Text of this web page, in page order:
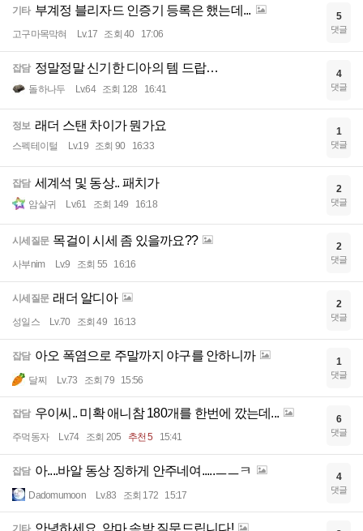
기타 부계정 블리자드 인증기 등록은 했는데...
고구마목막혀 Lv.17 조회 40 17:06
5
댓글
잡담 정말정말 신기한 디아의 템 드랍…
돌하나두 Lv.64 조회 128 16:41
4
댓글
정보 래더 스탠 차이가 뭔가요
스펙테이털 Lv.19 조회 90 16:33
1
댓글
잡담 세계석 및 동상.. 패치가
암살귀 Lv.61 조회 149 16:18
2
댓글
시세질문 목걸이 시세 좀 있을까요??
사부nim Lv.9 조회 55 16:16
2
댓글
시세질문 래더 알디아
성일스 Lv.70 조회 49 16:13
2
댓글
잡담 아오 폭염으로 주말까지 야구를 안하니까
달찌 Lv.73 조회 79 15:56
1
댓글
잡담 우이씨.. 미확 애니참 180개를 한번에 깠는데...
주먹동자 Lv.74 조회 205 추천 5 15:41
6
댓글
잡담 아....바알 동상 징하게 안주네여.....ㅡㅡㅋ
Dadomumoon Lv.83 조회 172 15:17
4
댓글
기타 안녕하세요. 악마 속박 질문드립니다!